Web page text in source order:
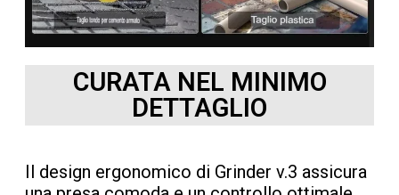
CURATA NEL MINIMO
DETTAGLIO
Il design ergonomico di Grinder v.3 assicura